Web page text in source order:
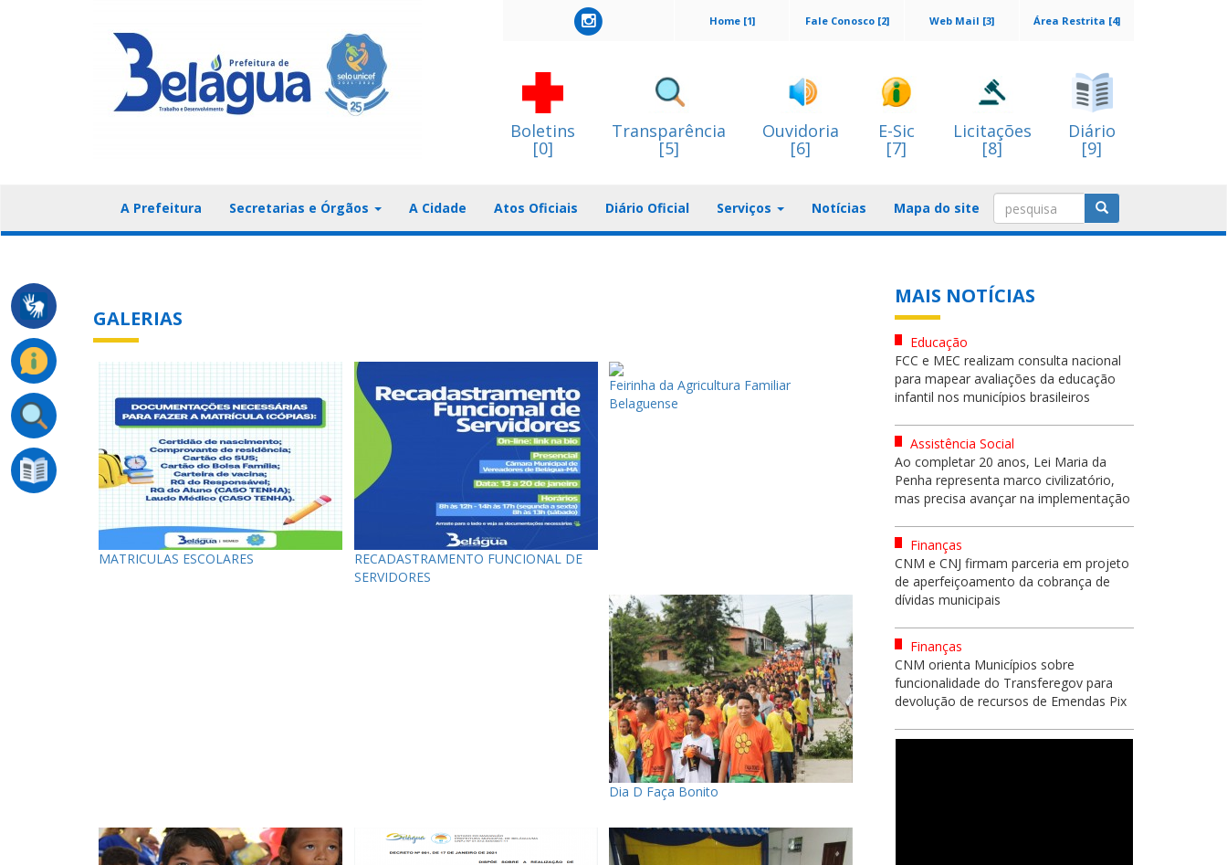
Área Restrita [4]
Web Mail [3]
Fale Conosco [2]
Home [1]
Boletins
[0]
Transparência
[5]
Ouvidoria
[6]
E-Sic
[7]
Licitações
[8]
Diário
[9]
A Prefeitura Secretarias e Órgãos A Cidade Atos Oficiais Diário Oficial Serviços Notícias Mapa do site
GALERIAS
MATRICULAS ESCOLARES
RECADASTRAMENTO FUNCIONAL DE
SERVIDORES
Feirinha da Agricultura Familiar
Belaguense
Dia D Faça Bonito
MAIS NOTÍCIAS
Educação
FCC e MEC realizam consulta nacional
para mapear avaliações da educação
infantil nos municípios brasileiros
Assistência Social
Ao completar 20 anos, Lei Maria da
Penha representa marco civilizatório,
mas precisa avançar na implementação
Finanças
CNM e CNJ firmam parceria em projeto
de aperfeiçoamento da cobrança de
dívidas municipais
Finanças
CNM orienta Municípios sobre
funcionalidade do Transferegov para
devolução de recursos de Emendas Pix